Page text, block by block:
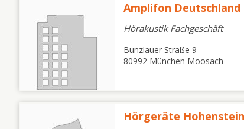
Amplifon Deutschland
Hörakustik Fachgeschäft
Bunzlauer Straße 9
80992 München Moosach
Hörgeräte Hohenstein